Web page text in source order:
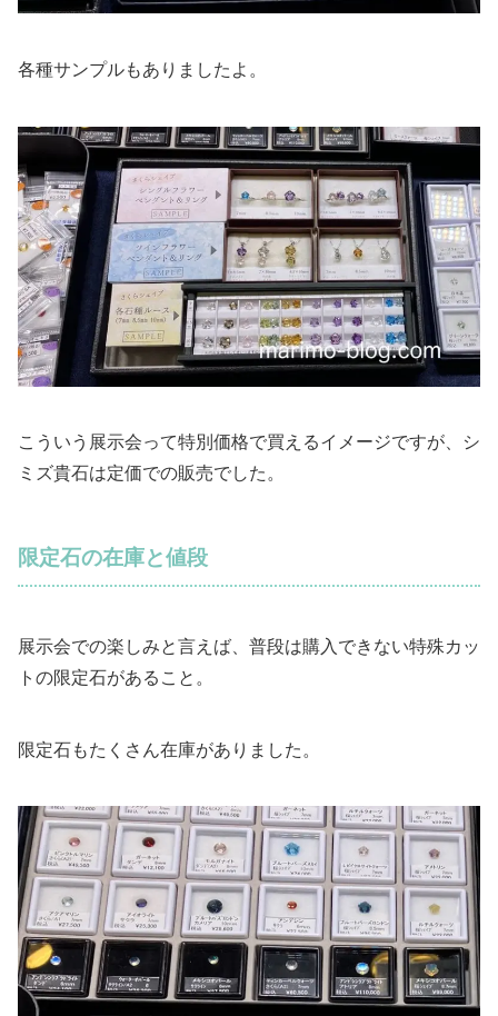
各種サンプルもありましたよ。
こういう展示会って特別価格で買えるイメージですが、シ
ミズ貴石は定価での販売でした。
限定石の在庫と値段
展示会での楽しみと言えば、普段は購入できない特殊カッ
トの限定石があること。
限定石もたくさん在庫がありました。